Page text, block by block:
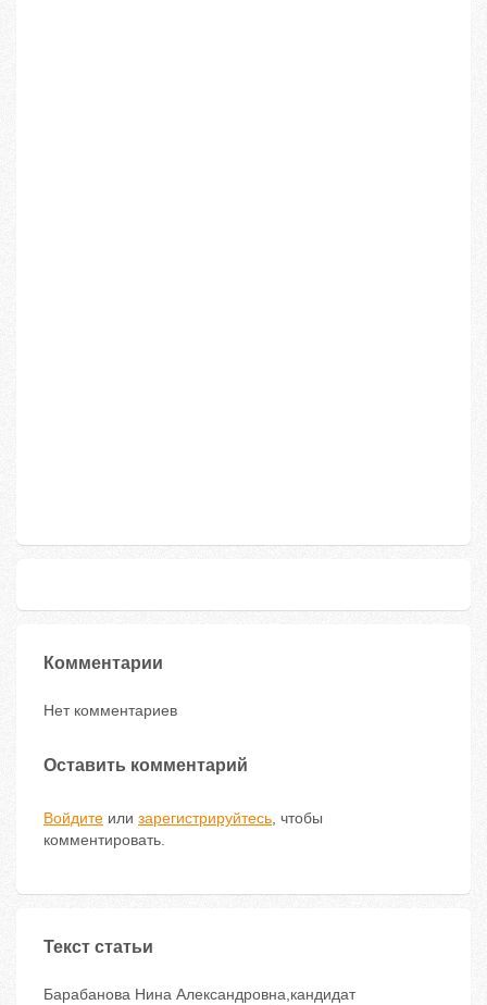
Комментарии
Нет комментариев
Оставить комментарий
Войдите или зарегистрируйтесь, чтобы
комментировать.
Текст статьи
Барабанова Нина Александровна,кандидат